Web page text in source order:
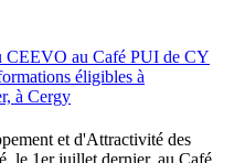
et d'Attractivité des
le 1er juillet dernier, au Café